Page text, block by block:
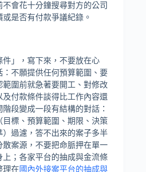
會花十分鐘搜尋對方的公司
是否有付款爭議紀錄。
件」，寫下來，不要放在心
：不願提供任何預算範圍、要
範圍前就急著要開工、對修改
付款條件談得比工作內容還
段變成一段有結構的對話：
目標、預算範圍、期限、決策
）過濾，答不出來的案子多半
散案源，不要把命脈押在單一
；各家平台的抽成與金流條
理在 國內外接案平台的抽成與